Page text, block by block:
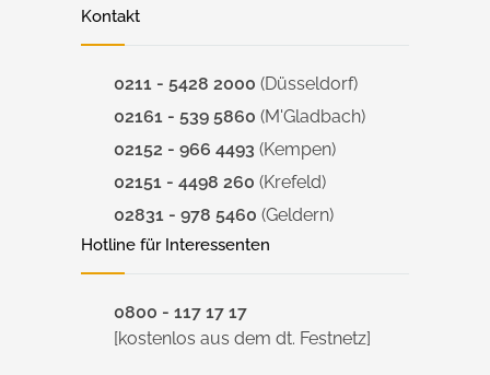
Kontakt
0211 - 5428 2000 (Düsseldorf)
02161 - 539 5860 (M'Gladbach)
02152 - 966 4493 (Kempen)
02151 - 4498 260 (Krefeld)
02831 - 978 5460 (Geldern)
Hotline für Interessenten
0800 - 117 17 17
[kostenlos aus dem dt. Festnetz]